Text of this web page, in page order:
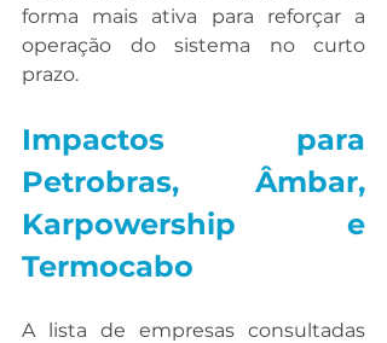
forma mais ativa para reforçar a
operação do sistema no curto
prazo.
Impactos para
Petrobras, Âmbar,
Karpowership e
Termocabo
A lista de empresas consultadas